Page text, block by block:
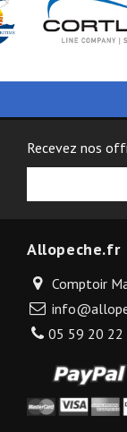
Recevez nos
Allopeche.fr
Comptoir
05 59 20 22